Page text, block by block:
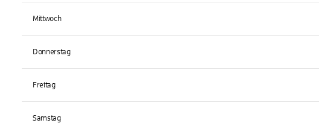
Mittwoch
Donnerstag
Freitag
Samstag